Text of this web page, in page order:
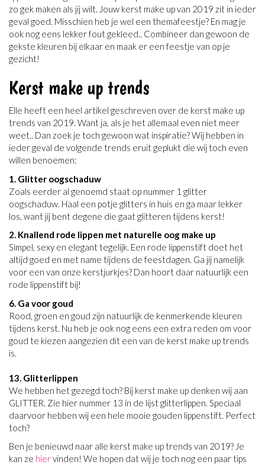
zo gek maken als jij wilt. Jouw kerst make up van 2019 zit in ieder
geval goed. Misschien heb je wel een themafeestje? En mag je
ook nog eens lekker fout gekleed.. Combineer dan gewoon de
gekste kleuren bij elkaar en maak er een feestje van op je
gezicht!
Kerst make up trends
Elle heeft een heel artikel geschreven over de kerst make up
trends van 2019. Want ja, als je het allemaal even niet meer
weet.. Dan zoek je toch gewoon wat inspiratie? Wij hebben in
ieder geval de volgende trends eruit geplukt die wij toch even
willen benoemen:
1. Glitter oogschaduw
Zoals eerder al genoemd staat op nummer 1 glitter
oogschaduw. Haal een potje glitters in huis en ga maar lekker
los, want jij bent degene die gaat glitteren tijdens kerst!
2. Knallend rode lippen met naturelle oog make up
Simpel, sexy en elegant tegelijk. Een rode lippenstift doet het
altijd goed en met name tijdens de feestdagen. Ga jij namelijk
voor een van onze kerstjurkjes? Dan hoort daar natuurlijk een
rode lippenstift bij!
6. Ga voor goud
Rood, groen en goud zijn natuurlijk de kenmerkende kleuren
tijdens kerst. Nu heb je ook nog eens een extra reden om voor
goud te kiezen aangezien dit een van de kerst make up trends
is.
13. Glitterlippen
We hebben het gezegd toch? Bij kerst make up denken wij aan
GLITTER. Zie hier nummer 13 in de lijst glitterlippen. Speciaal
daarvoor hebben wij een hele mooie gouden lippenstift. Perfect
toch?
Ben je benieuwd naar alle kerst make up trends van 2019? Je
kan ze hiervinden! We hopen dat wij je toch nog een paar tips